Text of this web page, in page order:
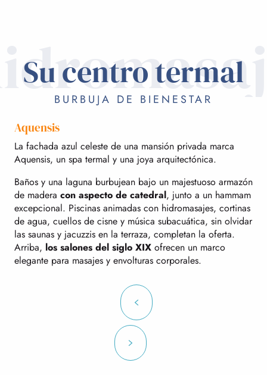
Su centro termal
BURBUJA DE BIENESTAR
Aquensis
La fachada azul celeste de una mansión privada marca
Aquensis, un spa termal y una joya arquitectónica.
Baños y una laguna burbujean bajo un majestuoso armazón
de madera con aspecto de catedral, junto a un hammam
excepcional. Piscinas animadas con hidromasajes, cortinas
de agua, cuellos de cisne y música subacuática, sin olvidar
las saunas y jacuzzis en la terraza, completan la oferta.
Arriba, los salones del siglo XIX ofrecen un marco
elegante para masajes y envolturas corporales.